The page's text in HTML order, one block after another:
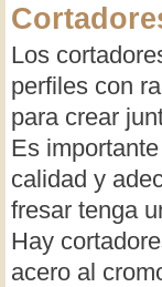
Los
perfiles con
para crear
Es
calidad y
fresar tenga
Hay
acero al